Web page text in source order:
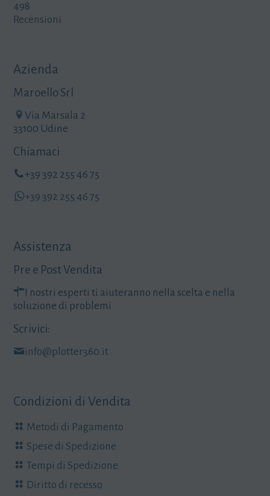
498
Recensioni
Azienda
Maroello Srl
Via Marsala 2
33100 Udine
Chiamaci
+39 392 255 46 75
+39 392 255 46 75
Assistenza
Pre e Post Vendita
I nostri esperti ti aiuteranno nella scelta e nella
soluzione di problemi
Scrivici:
info@plotter360.it
Condizioni di Vendita
Metodi di Pagamento
Spese di Spedizione
Tempi di Spedizione
Diritto di recesso